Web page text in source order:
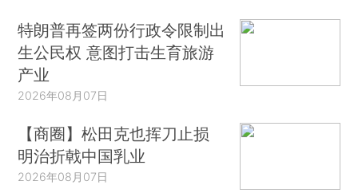
特朗普再签两份行政令限制出
生公民权 意图打击生育旅游
产业
2026年08月07日
【商圈】松田克也挥刀止损
明治折戟中国乳业
2026年08月07日